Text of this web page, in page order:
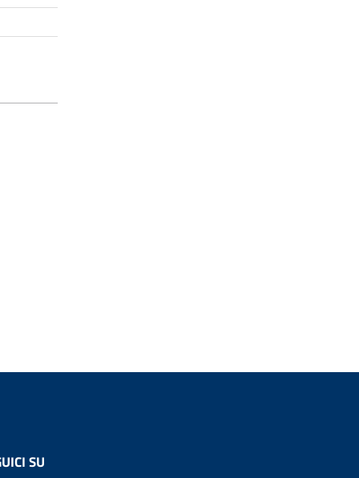
SU